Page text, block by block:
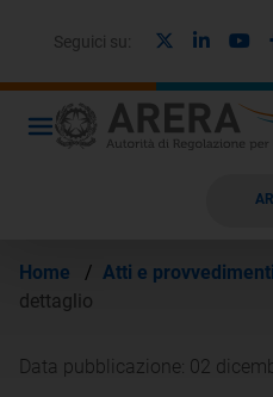
Seguici su:
Home / Atti e provvedimenti
dettaglio
Data pubblicazione: 02